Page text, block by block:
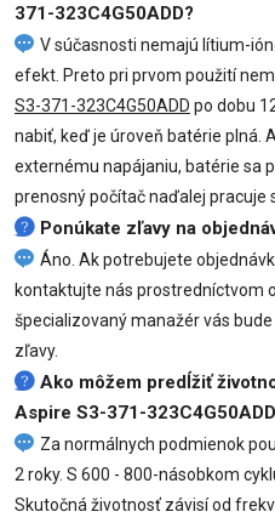
371-323C4G50ADD?
V súčasnosti nemajú lítium-
efekt. Preto pri prvom použití
S3-371-323C4G50ADD po dobu
nabiť, keď je úroveň batérie plná.
externému napájaniu, batérie sa
prenosný počítač naďalej pracuje
Ponúkate zľavy na
Áno. Ak potrebujete
kontaktujte nás prostredníctvom
špecializovaný manažér vás
zľavy.
Ako môžem predĺžiť
Aspire S3-371-
Za normálnych podmienok
2 roky. S 600 - 800-násobkom
Skutočná životnosť závisí od